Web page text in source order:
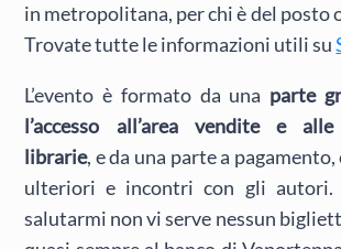
in metropolitana, per chi è del posto
Trovate tutte le informazioni utili su
L’evento è formato da una parte
l’accesso all’area vendite e
librarie, e da una parte a
ulteriori e incontri con gli autori.
salutarmi non vi serve nessun